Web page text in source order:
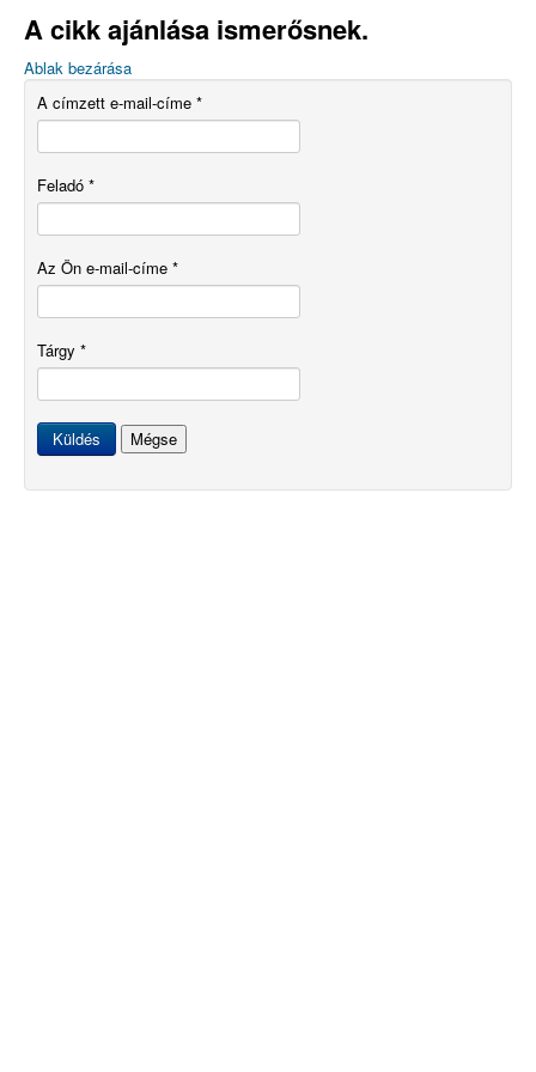
A cikk ajánlása ismerősnek.
Ablak bezárása
A címzett e-mail-címe *
Feladó *
Az Ön e-mail-címe *
Tárgy *
Küldés Mégse